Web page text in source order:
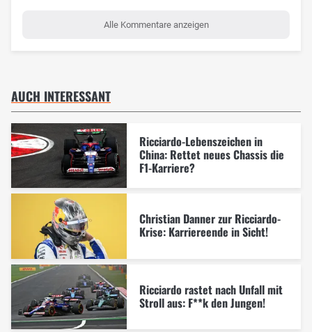
Alle Kommentare anzeigen
AUCH INTERESSANT
Ricciardo-Lebenszeichen in
China: Rettet neues Chassis die
F1-Karriere?
Christian Danner zur Ricciardo-
Krise: Karriereende in Sicht!
Ricciardo rastet nach Unfall mit
Stroll aus: F**k den Jungen!